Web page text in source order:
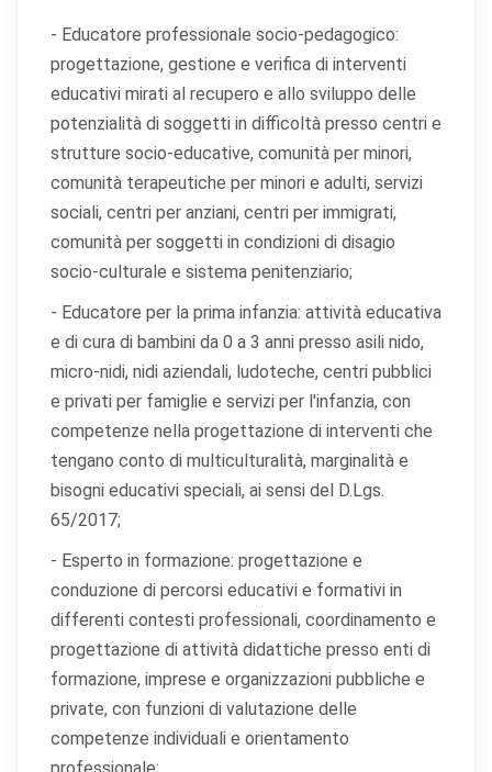
- Educatore professionale socio-pedagogico:
progettazione, gestione e verifica di interventi
educativi mirati al recupero e allo sviluppo delle
potenzialità di soggetti in difficoltà presso centri e
strutture socio-educative, comunità per minori,
comunità terapeutiche per minori e adulti, servizi
sociali, centri per anziani, centri per immigrati,
comunità per soggetti in condizioni di disagio
socio-culturale e sistema penitenziario;
- Educatore per la prima infanzia: attività educativa
e di cura di bambini da 0 a 3 anni presso asili nido,
micro-nidi, nidi aziendali, ludoteche, centri pubblici
e privati per famiglie e servizi per l'infanzia, con
competenze nella progettazione di interventi che
tengano conto di multiculturalità, marginalità e
bisogni educativi speciali, ai sensi del D.Lgs.
65/2017;
- Esperto in formazione: progettazione e
conduzione di percorsi educativi e formativi in
differenti contesti professionali, coordinamento e
progettazione di attività didattiche presso enti di
formazione, imprese e organizzazioni pubbliche e
private, con funzioni di valutazione delle
competenze individuali e orientamento